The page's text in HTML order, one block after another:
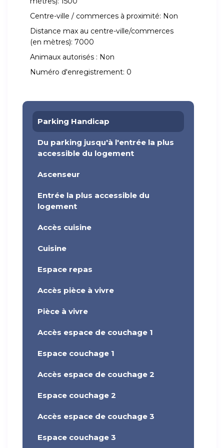
Centre-ville / commerces à proximité: Non
Distance max au centre-ville/commerces
(en mètres): 7000
Animaux autorisés : Non
Numéro d'enregistrement: 0
Parking Handicap
Du parking jusqu'à l'entrée la plus
accessible du logement
Ascenseur
Entrée la plus accessible du
logement
Accès cuisine
Cuisine
Espace repas
Accès pièce à vivre
Pièce à vivre
Accès espace de couchage 1
Espace couchage 1
Accès espace de couchage 2
Espace couchage 2
Accès espace de couchage 3
Espace couchage 3